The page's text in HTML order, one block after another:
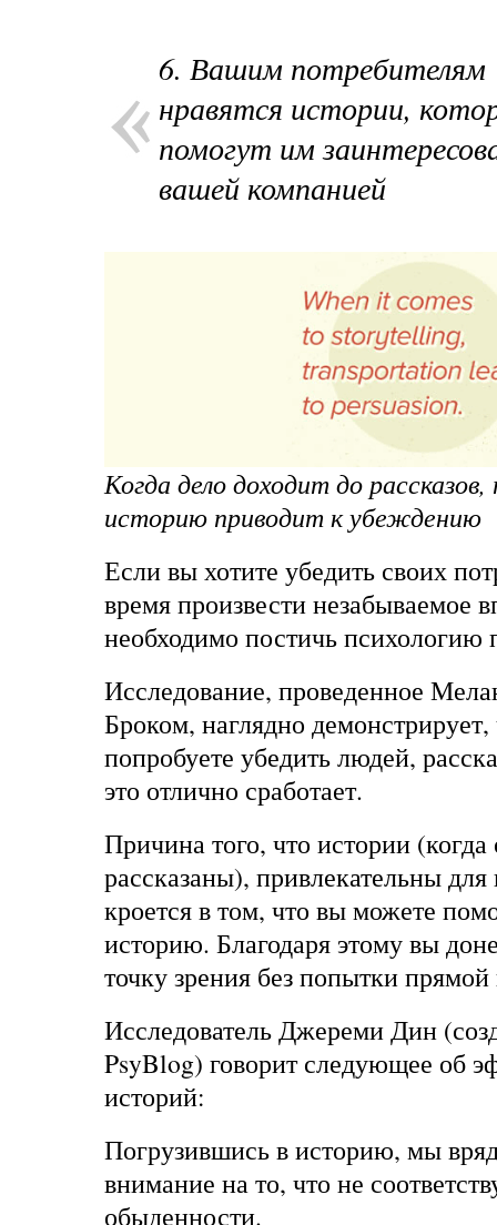
6. Вашим потребителям
нравятся истории,
помогут им
вашей компанией
Когда дело доходит до
историю приводит к убеждению
Если вы хотите убедить своих
время произвести незабываемое
необходимо постичь психологию
Исследование, проведенное
Броком, наглядно
попробуете убедить людей,
это отлично сработает.
Причина того, что истории
рассказаны), привлекательны для
кроется в том, что вы можете
историю. Благодаря этому вы
точку зрения без попытки
Исследователь Джереми Дин
PsyBlog) говорит следующее об
историй:
Погрузившись в историю, мы
внимание на то, что не
обыденности.